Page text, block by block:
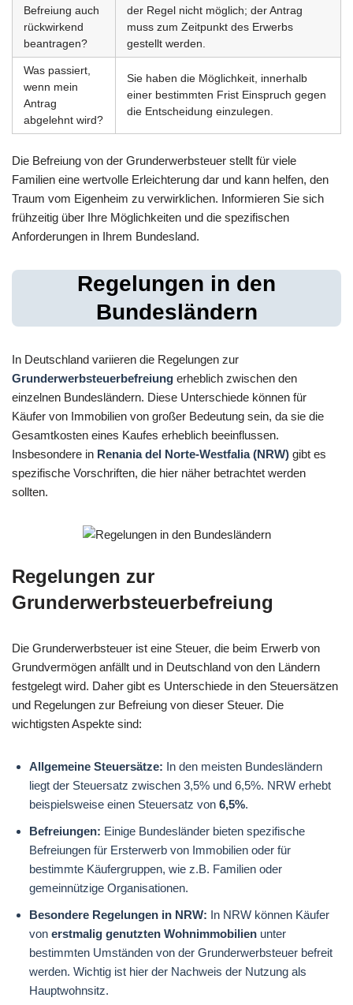
Befreiung auch
rückwirkend
beantragen?
der Regel nicht möglich; der Antrag
muss zum Zeitpunkt des Erwerbs
gestellt werden.
Was passiert,
wenn mein
Antrag
abgelehnt wird?
Sie haben die Möglichkeit, innerhalb
einer bestimmten Frist Einspruch gegen
die Entscheidung einzulegen.
Die Befreiung von der Grunderwerbsteuer stellt für viele
Familien eine wertvolle Erleichterung dar und kann helfen, den
Traum vom Eigenheim zu verwirklichen. Informieren Sie sich
frühzeitig über Ihre Möglichkeiten und die spezifischen
Anforderungen in Ihrem Bundesland.
Regelungen in den
Bundesländern
In Deutschland variieren die Regelungen zur
Grunderwerbsteuerbefreiung erheblich zwischen den
einzelnen Bundesländern. Diese Unterschiede können für
Käufer von Immobilien von großer Bedeutung sein, da sie die
Gesamtkosten eines Kaufes erheblich beeinflussen.
Insbesondere in Renania del Norte-Westfalia (NRW) gibt es
spezifische Vorschriften, die hier näher betrachtet werden
sollten.
Regelungen zur
Grunderwerbsteuerbefreiung
Die Grunderwerbsteuer ist eine Steuer, die beim Erwerb von
Grundvermögen anfällt und in Deutschland von den Ländern
festgelegt wird. Daher gibt es Unterschiede in den Steuersätzen
und Regelungen zur Befreiung von dieser Steuer. Die
wichtigsten Aspekte sind:
Allgemeine Steuersätze: In den meisten Bundesländern
liegt der Steuersatz zwischen 3,5% und 6,5%. NRW erhebt
beispielsweise einen Steuersatz von6,5%.
Befreiungen: Einige Bundesländer bieten spezifische
Befreiungen für Ersterwerb von Immobilien oder für
bestimmte Käufergruppen, wie z.B. Familien oder
gemeinnützige Organisationen.
Besondere Regelungen in NRW: In NRW können Käufer
vonerstmalig genutzten Wohnimmobilien unter
bestimmten Umständen von der Grunderwerbsteuer befreit
werden. Wichtig ist hier der Nachweis der Nutzung als
Hauptwohnsitz.